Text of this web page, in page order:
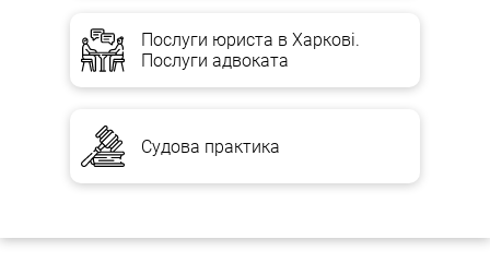
Послуги юриста в Харкові.
Послуги адвоката
Судова практика